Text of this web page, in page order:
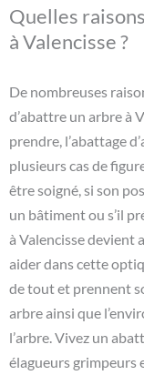
Quelles
à Valencisse ?
De nombreuses
d’abattre un arbre à
prendre, l’abattage
plusieurs cas de
être soigné, si son
un bâtiment ou s’il
à Valencisse devient
aider dans cette
de tout et prennent
arbre ainsi que
l’arbre. Vivez un
élagueurs grimpeurs